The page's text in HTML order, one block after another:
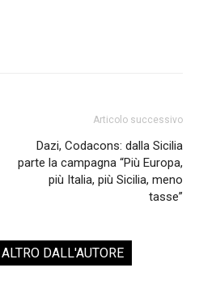
Articolo successivo
Dazi, Codacons: dalla Sicilia
parte la campagna “Più Europa,
più Italia, più Sicilia, meno
tasse”
ALTRO DALL'AUTORE